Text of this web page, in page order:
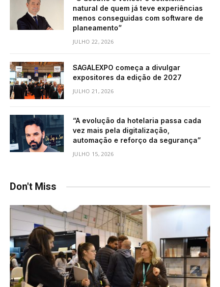
natural de quem já teve experiências
menos conseguidas com software de
planeamento”
JULHO 22, 2026
SAGALEXPO começa a divulgar
expositores da edição de 2027
JULHO 21, 2026
“A evolução da hotelaria passa cada
vez mais pela digitalização,
automação e reforço da segurança”
JULHO 15, 2026
Don't Miss